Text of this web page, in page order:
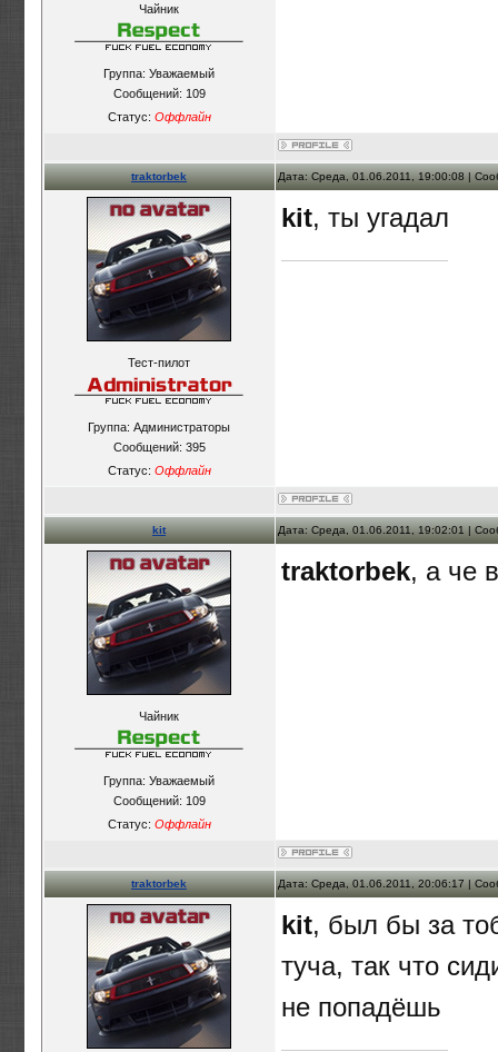
Чайник
Группа: Уважаемый
Сообщений: 109
Статус: Оффлайн
traktorbek Дата: Среда, 01.06.2011, 19:00:08 |
Тест-пилот
Группа: Администраторы
Сообщений: 395
Статус: Оффлайн
kit, ты угадал
kit Дата: Среда, 01.06.2011, 19:02:01 |
Чайник
Группа: Уважаемый
Сообщений: 109
Статус: Оффлайн
traktorbek, а че
traktorbek Дата: Среда, 01.06.2011, 20:06:17 |
kit, был бы за
туча, так что
не попадёшь